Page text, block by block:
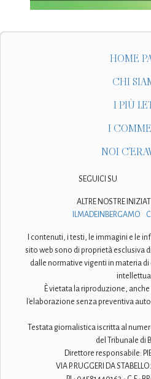
HOME
CHI
I PIÙ
I
NOI
SEGUICI SU
ALTRE NOSTRE
ILMADEINBERGAMO
I contenuti, i testi, le immagini e le
sito web sono di proprietà esclusiva
dalle normative vigenti in materia
È vietata la riproduzione,
l'elaborazione senza preventiva
Testata giornalistica iscritta al
del Tribunale di
Direttore responsabile:
VIA P. RUGGERI DA